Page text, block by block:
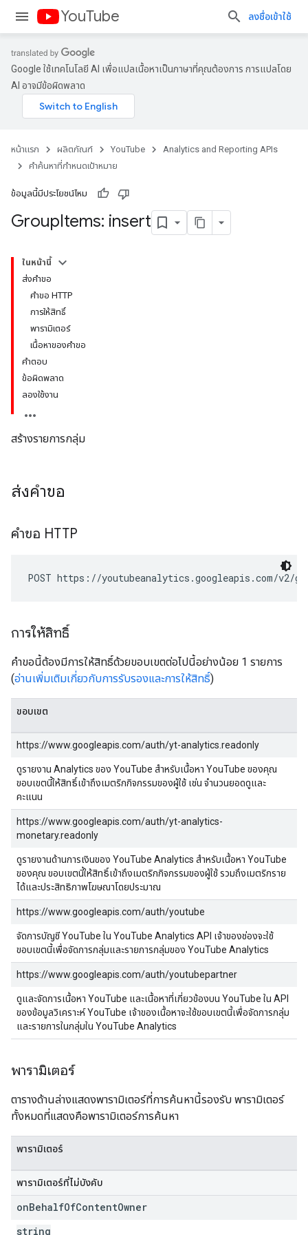
YouTube ลงชื่อเข้าใช้
Google ใช้เทคโนโลยี AI เพื่อแปลเนื้อหาเป็นภาษาที่คุณต้องการ การแปลโดย
AI อาจมีข้อผิดพลาด
หน้าแรก ผลิตภัณฑ์ YouTube
Analytics and Reporting APIs
คําค้นหาที่กําหนดเป้าหมาย
ข้อมูลนี้มีประโยชน์ไหม
GroupItems: insert
ในหน้านี้
ส่งคำขอ
คำขอ HTTP
การให้สิทธิ์
พารามิเตอร์
เนื้อหาของคำขอ
คำตอบ
ข้อผิดพลาด
ลองใช้งาน
สร้างรายการกลุ่ม
ส่งคำขอ
คำขอ HTTP
POST https://youtubeanalytics.googleapis.com/v2/
การให้สิทธิ์
คำขอนี้ต้องมีการให้สิทธิ์ด้วยขอบเขตต่อไปนี้อย่างน้อย 1 รายการ
(อ่านเพิ่มเติมเกี่ยวกับการรับรองและการให้สิทธิ์)
ขอบเขต
https://www.googleapis.com/auth/yt-analytics.readonly
ดูรายงาน Analytics ของ YouTube สำหรับเนื้อหา YouTube ของคุณ
ขอบเขตนี้ให้สิทธิ์เข้าถึงเมตริกกิจกรรมของผู้ใช้ เช่น จํานวนยอดดูและ
คะแนน
https://www.googleapis.com/auth/yt-analytics-
monetary.readonly
ดูรายงานด้านการเงินของ YouTube Analytics สำหรับเนื้อหา YouTube
ของคุณ ขอบเขตนี้ให้สิทธิ์เข้าถึงเมตริกกิจกรรมของผู้ใช้ รวมถึงเมตริกราย
ได้และประสิทธิภาพโฆษณาโดยประมาณ
https://www.googleapis.com/auth/youtube
จัดการบัญชี YouTube ใน YouTube Analytics API เจ้าของช่องจะใช้
ขอบเขตนี้เพื่อจัดการกลุ่มและรายการกลุ่มของ YouTube Analytics
https://www.googleapis.com/auth/youtubepartner
ดูและจัดการเนื้อหา YouTube และเนื้อหาที่เกี่ยวข้องบน YouTube ใน API
ของข้อมูลวิเคราะห์ YouTube เจ้าของเนื้อหาจะใช้ขอบเขตนี้เพื่อจัดการกลุ่ม
และรายการในกลุ่มใน YouTube Analytics
พารามิเตอร์
ตารางด้านล่างแสดงพารามิเตอร์ที่การค้นหานี้รองรับ พารามิเตอร์
ทั้งหมดที่แสดงคือพารามิเตอร์การค้นหา
พารามิเตอร์
พารามิเตอร์ที่ไม่บังคับ
onBehalfOfContentOwner
string